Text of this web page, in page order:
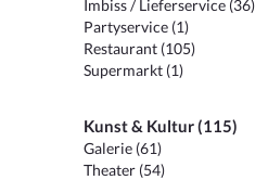
Imbiss / Lieferservice (36)
Partyservice (1)
Restaurant (105)
Supermarkt (1)
Kunst & Kultur (115)
Galerie (61)
Theater (54)